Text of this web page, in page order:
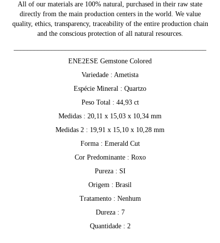
All of our materials are 100% natural, purchased in their raw state
directly from the main production centers in the world. We value
quality, ethics, transparency, traceability of the entire production chain
and the conscious protection of all natural resources.
ENE2ESE Gemstone Colored
Variedade : Ametista
Espécie Mineral : Quartzo
Peso Total : 44,93 ct
Medidas : 20,11 x 15,03 x 10,34 mm
Medidas 2 : 19,91 x 15,10 x 10,28 mm
Forma : Emerald Cut
Cor Predominante : Roxo
Pureza : SI
Origem : Brasil
Tratamento : Nenhum
Dureza : 7
Quantidade : 2